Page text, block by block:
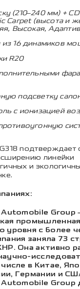
(210–240 мм) +
Carpet (высота и
Высокая,
16 динамиков
R20
подсветку
с ионизацией
подтверждает
линейки
и
Automobile Group
уровня с более
заняла 73
Она активно
в Китае,
Германии и
Automobile Group